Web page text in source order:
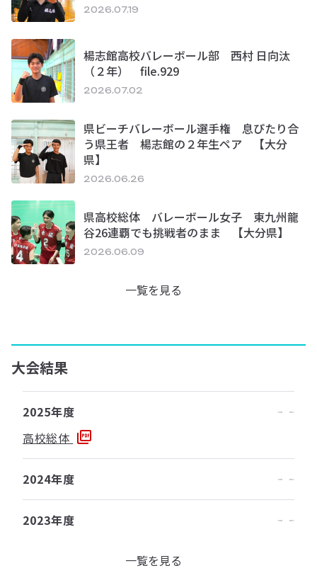
2026.07.19
楊志館高校バレーボール部 西村 日向汰
（２年） file.929
2026.07.02
県ビーチバレーボール選手権 息ぴたり合
う県王者 楊志館の２年生ペア 【大分
県】
2026.06.26
県高校総体 バレーボール女子 東九州龍
谷26連覇でも挑戦者のまま 【大分県】
2026.06.09
一覧を見る
大会結果
2025年度
高校総体
2024年度
2023年度
一覧を見る